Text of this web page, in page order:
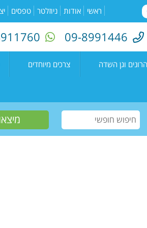
ראשי אודות ניוזלטר טפסים
09-8991446
וגן השדה
קדימה צורן
צרכים מיוחדים
עמיתים
שווים צעירים
חוגים למיוחדים